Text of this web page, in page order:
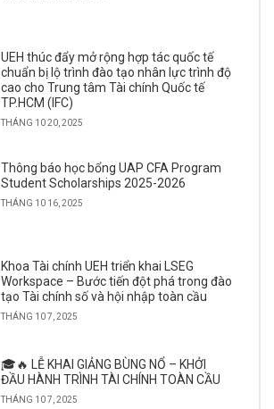
UEH thúc đẩy mở rộng hợp tác quốc tế
chuẩn bị lộ trình đào tạo nhân lực trình độ
cao cho Trung tâm Tài chính Quốc tế
TP.HCM (IFC)
THÁNG 10 20, 2025
Thông báo học bổng UAP CFA Program
Student Scholarships 2025-2026
THÁNG 10 16, 2025
Khoa Tài chính UEH triển khai LSEG
Workspace – Bước tiến đột phá trong đào
tạo Tài chính số và hội nhập toàn cầu
THÁNG 10 7, 2025
🎓🔥 LỄ KHAI GIẢNG BÙNG NỔ – KHỞI
ĐẦU HÀNH TRÌNH TÀI CHÍNH TOÀN CẦU
THÁNG 10 7, 2025